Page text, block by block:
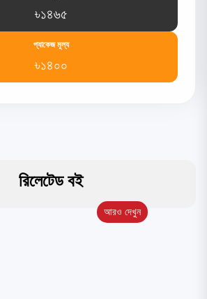
৳১৪৬৫
প্যাকেজ মূল্য
৳১৪০০
রিলেটেড বই
আরও দেখুন